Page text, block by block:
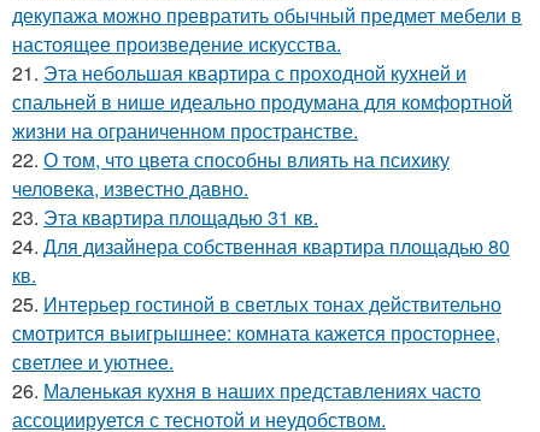
декупажа можно превратить обычный предмет мебели в
настоящее произведение искусства.
21. Эта небольшая квартира с проходной кухней и
спальней в нише идеально продумана для комфортной
жизни на ограниченном пространстве.
22. О том, что цвета способны влиять на психику
человека, известно давно.
23. Эта квартира площадью 31 кв.
24. Для дизайнера собственная квартира площадью 80
кв.
25. Интерьер гостиной в светлых тонах действительно
смотрится выигрышнее: комната кажется просторнее,
светлее и уютнее.
26. Маленькая кухня в наших представлениях часто
ассоциируется с теснотой и неудобством.